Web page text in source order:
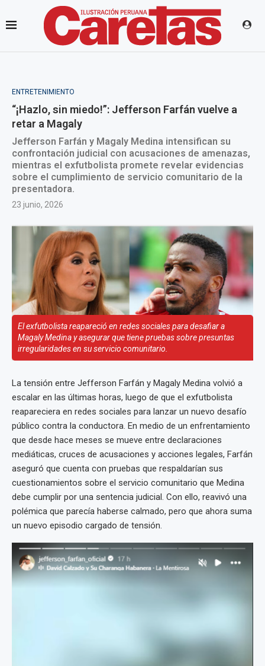
ENTRETENIMIENTO
“¡Hazlo, sin miedo!”: Jefferson Farfán vuelve a
retar a Magaly
Jefferson Farfán y Magaly Medina intensifican su
confrontación judicial con acusaciones de amenazas,
mientras el exfutbolista promete revelar evidencias
sobre el cumplimiento de servicio comunitario de la
presentadora.
23 junio, 2026
El exfutbolista reapareció en redes sociales para desafiar a
Magaly Medina y asegurar que tiene pruebas sobre presuntas
irregularidades en su servicio comunitario.
La tensión entre Jefferson Farfán y Magaly Medina volvió a
escalar en las últimas horas, luego de que el exfutbolista
reapareciera en redes sociales para lanzar un nuevo desafío
público contra la conductora. En medio de un enfrentamiento
que desde hace meses se mueve entre declaraciones
mediáticas, cruces de acusaciones y acciones legales, Farfán
aseguró que cuenta con pruebas que respaldarían sus
cuestionamientos sobre el servicio comunitario que Medina
debe cumplir por una sentencia judicial. Con ello, reavivó una
polémica que parecía haberse calmado, pero que ahora suma
un nuevo episodio cargado de tensión.